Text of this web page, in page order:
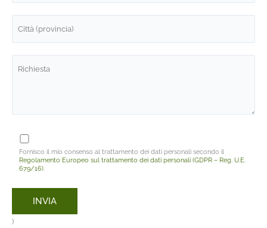
Fornisco il mio consenso al trattamento dei dati personali secondo il
Regolamento Europeo sul trattamento dei dati personali (GDPR – Reg. U.E.
679/16)
)